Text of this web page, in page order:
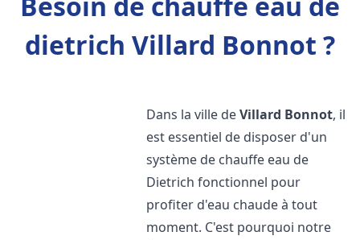
dietrich Villard Bonnot ?
Dans la ville deVillard Bonnot, il
est essentiel de disposer d'un
système de chauffe eau de
Dietrich fonctionnel pour
profiter d'eau chaude à tout
moment. C'est pourquoi notre